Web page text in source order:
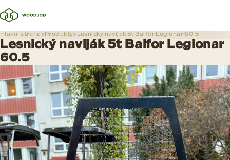
Hlavní strana Produkty Lesnický naviják 5t Balfor Legionar 60.5
Lesnický naviják 5t Balfor Legionar
60.5